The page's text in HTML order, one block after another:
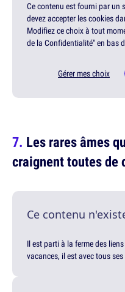
Ce contenu est fourni par un
devez accepter les cookies
Modifiez ce choix à tout
de la Confidentialité" en bas
Gérer mes choix
Les rares âmes
craignent toutes de
Ce contenu
Il est parti à la ferme des
vacances, il est avec tous